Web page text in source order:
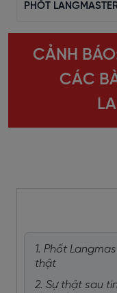
PHỐT
CẢNH
CÁC
1. Phốt
thật
2. Sự thật sau